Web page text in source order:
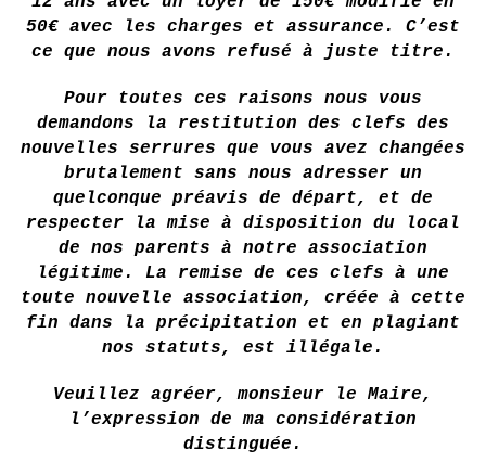
50€ avec les charges et assurance. C’est
ce que nous avons refusé à juste titre.
Pour toutes ces raisons nous vous
demandons la restitution des clefs des
nouvelles serrures que vous avez changées
brutalement sans nous adresser un
quelconque préavis de départ, et de
respecter la mise à disposition du local
de nos parents à notre association
légitime. La remise de ces clefs à une
toute nouvelle association, créée à cette
fin dans la précipitation et en plagiant
nos statuts, est illégale.
Veuillez agréer, monsieur le Maire,
l’expression de ma considération
distinguée.